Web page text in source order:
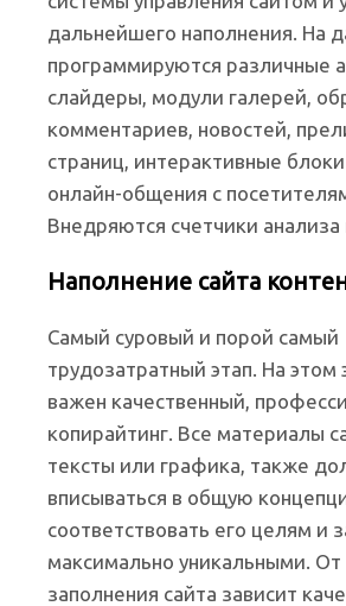
дальнейшего наполнения. На
программируются различные
слайдеры, модули галерей,
комментариев, новостей,
страниц, интерактивные
онлайн-общения с
Внедряются счетчики анализа
Наполнение сайта
Самый суровый и порой самый
трудозатратный этап. На этом
важен качественный,
копирайтинг. Все материалы
тексты или графика, также
вписываться в общую
соответствовать его целям и
максимально уникальными. От
заполнения сайта зависит